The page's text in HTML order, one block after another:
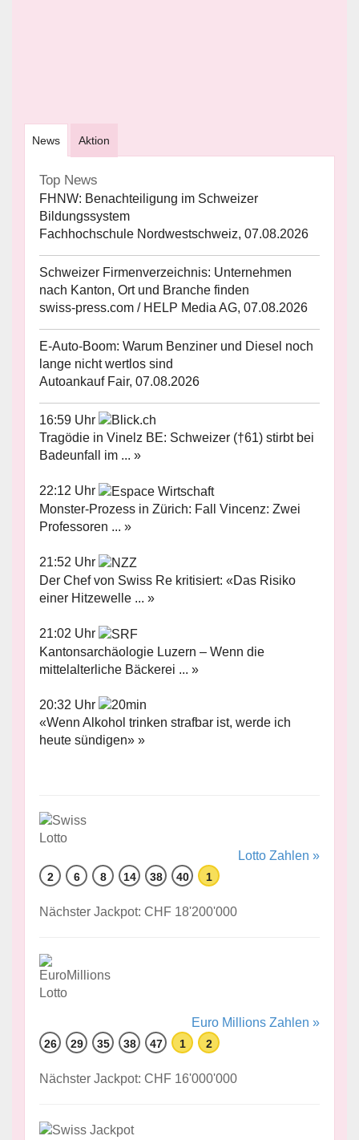
News Aktion
Top News
FHNW: Benachteiligung im Schweizer
Bildungssystem
Fachhochschule Nordwestschweiz, 07.08.2026
Schweizer Firmenverzeichnis: Unternehmen
nach Kanton, Ort und Branche finden
swiss-press.com / HELP Media AG, 07.08.2026
E-Auto-Boom: Warum Benziner und Diesel noch
lange nicht wertlos sind
Autoankauf Fair, 07.08.2026
16:59 Uhr
Tragödie in Vinelz BE: Schweizer (†61) stirbt bei
Badeunfall im ... »
22:12 Uhr
Monster-Prozess in Zürich: Fall Vincenz: Zwei
Professoren ... »
21:52 Uhr
Der Chef von Swiss Re kritisiert: «Das Risiko
einer Hitzewelle ... »
21:02 Uhr
Kantonsarchäologie Luzern – Wenn die
mittelalterliche Bäckerei ... »
20:32 Uhr
«Wenn Alkohol trinken strafbar ist, werde ich
heute sündigen» »
Lotto Zahlen »
2 6 8 14 38 40 1
Nächster Jackpot: CHF 18'200'000
Euro Millions Zahlen »
26 29 35 38 47 1 2
Nächster Jackpot: CHF 16'000'000